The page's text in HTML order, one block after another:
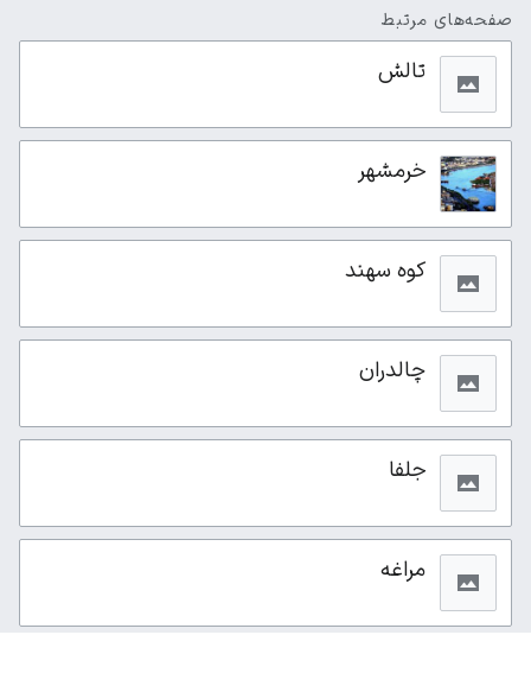
صفحه‌های مرتبط
تالش
خرمشهر
کوه سهند
چالدران
جلفا
مراغه